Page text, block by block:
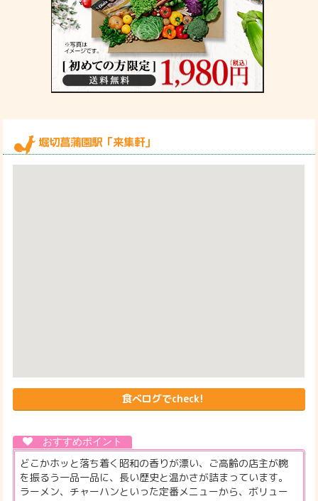
堀切菖蒲園駅「来集軒」
食べログでcheck!
どこかホッと落ち着く昭和の香りが漂い、ご高齢の店主が腕
を振るう一品一品に、長い歴史と温かさが詰まっています。
ラーメン、チャーハンといった定番メニューから、ボリュー